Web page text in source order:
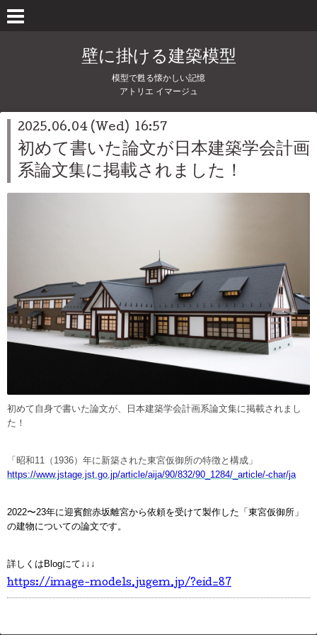
壁に掛ける建築模型
模型で甦る懐かしい記憶
アトリエ イマージュ
2025.06.04 (Wed) 16:57
初めて書いた論文が日本建築学会計画
系論文集に掲載されました！
初めて自身で書いた論文が、日本建築学会計画系論文集に掲載されまし
た！
「昭和11（1936）年に新築された東宮仮御所の特徴と構成」
https://www.jstage.jst.go.jp/article/aija/90/832/90_1284/_article/-char/ja
2022〜23年に迎賓館赤坂離宮から依頼を受けて製作した「東宮仮御所」
の建物についての論文です。
詳しくはBlogにて↓ ↓↓
https://image-models.jugem.jp/?eid=87